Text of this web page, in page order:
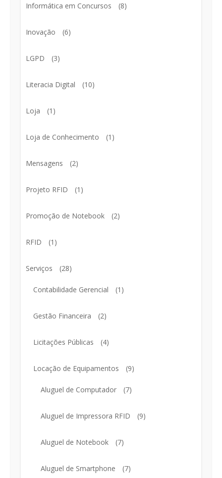
Informática em Concursos (8)
Inovação (6)
LGPD (3)
Literacia Digital (10)
Loja (1)
Loja de Conhecimento (1)
Mensagens (2)
Projeto RFID (1)
Promoção de Notebook (2)
RFID (1)
Serviços (28)
Contabilidade Gerencial (1)
Gestão Financeira (2)
Licitações Públicas (4)
Locação de Equipamentos (9)
Aluguel de Computador (7)
Aluguel de Impressora RFID (9)
Aluguel de Notebook (7)
Aluguel de Smartphone (7)